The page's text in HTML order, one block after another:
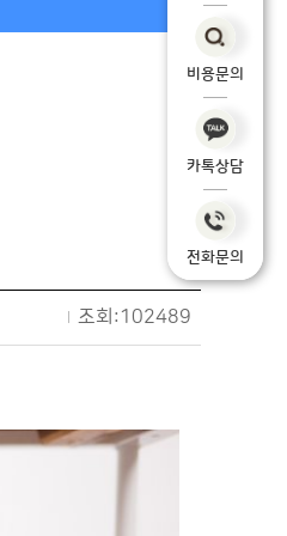
조회:102489
비용문의
카톡상담
전화문의